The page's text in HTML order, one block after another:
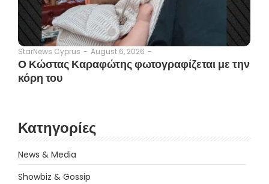
StarNews Cyprus - August 6, 2026 -
Ο Κώστας Καραφώτης φωτογραφίζεται με την
κόρη του
Κατηγορίες
News & Media
Showbiz & Gossip